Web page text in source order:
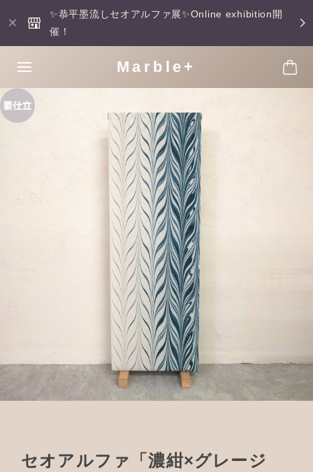
✨恭平墨流しセオアルファ展✨Online exhibition開
催！
Marble+
セオアルファ「濃紺×グレージ